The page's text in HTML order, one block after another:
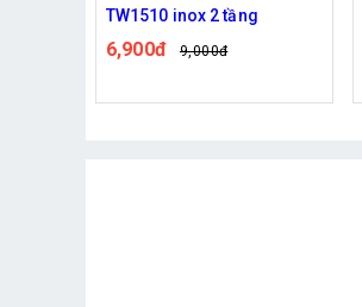
TW1510 inox 2 tầng
6,900đ 9,000đ